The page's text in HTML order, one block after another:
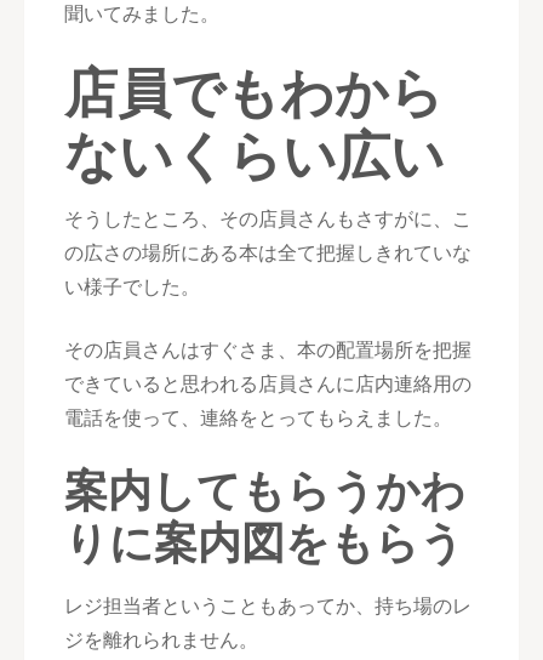
聞いてみました。
店員でもわから
ないくらい広い
そうしたところ、その店員さんもさすがに、こ
の広さの場所にある本は全て把握しきれていな
い様子でした。
その店員さんはすぐさま、本の配置場所を把握
できていると思われる店員さんに店内連絡用の
電話を使って、連絡をとってもらえました。
案内してもらうかわ
りに案内図をもらう
レジ担当者ということもあってか、持ち場のレ
ジを離れられません。